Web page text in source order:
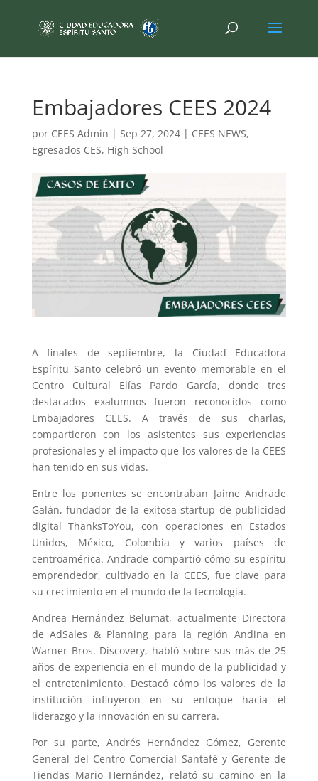
Embajadores CEES 2024
por CEES Admin | Sep 27, 2024| CEES NEWS,
Egresados CES, High School
A finales de septiembre, la Ciudad Educadora
Espíritu Santo celebró un evento memorable en el
Centro Cultural Elías Pardo García, donde tres
destacados exalumnos fueron reconocidos como
Embajadores CEES. A través de sus charlas,
compartieron con los asistentes sus experiencias
profesionales y el impacto que los valores de la CEES
han tenido en sus vidas.
Entre los ponentes se encontraban Jaime Andrade
Galán, fundador de la exitosa startup de publicidad
digital ThanksToYou, con operaciones en Estados
Unidos, México, Colombia y varios países de
centroamérica. Andrade compartió cómo su espíritu
emprendedor, cultivado en la CEES, fue clave para
su crecimiento en el mundo de la tecnología.
Andrea Hernández Belumat, actualmente Directora
de AdSales & Planning para la región Andina en
Warner Bros. Discovery, habló sobre sus más de 25
años de experiencia en el mundo de la publicidad y
el entretenimiento. Destacó cómo los valores de la
institución influyeron en su enfoque hacia el
liderazgo y la innovación en su carrera.
Por su parte, Andrés Hernández Gómez, Gerente
General del Centro Comercial Santafé y Gerente de
Tiendas Mario Hernández, relató su camino en la